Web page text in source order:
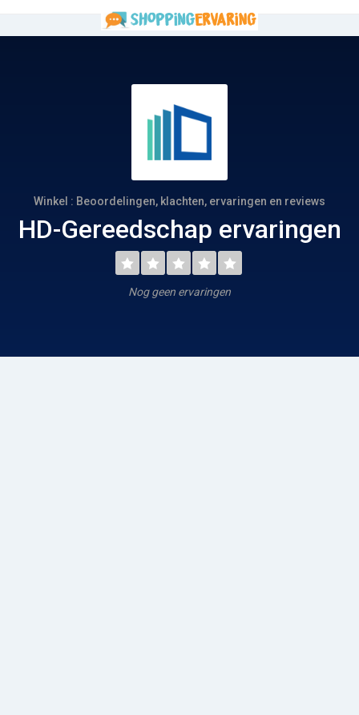
Winkel : Beoordelingen, klachten, ervaringen en reviews
HD-Gereedschap ervaringen
Nog geen ervaringen